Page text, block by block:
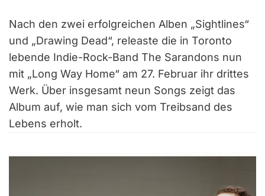
Nach den zwei erfolgreichen Alben „Sightlines“
und „Drawing Dead“, releaste die in Toronto
lebende Indie-Rock-Band The Sarandons nun
mit „Long Way Home“ am 27. Februar ihr drittes
Werk. Über insgesamt neun Songs zeigt das
Album auf, wie man sich vom Treibsand des
Lebens erholt.